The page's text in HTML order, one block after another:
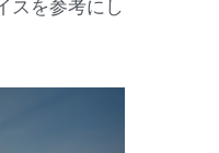
本来あるべき
が輝き、切